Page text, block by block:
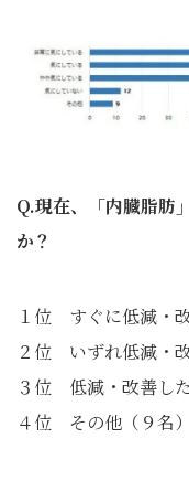
Q.現在、「内臓脂肪
か？
１位 すぐに低減・
２位 いずれ低減・
３位 低減・改善し
４位 その他（９名）